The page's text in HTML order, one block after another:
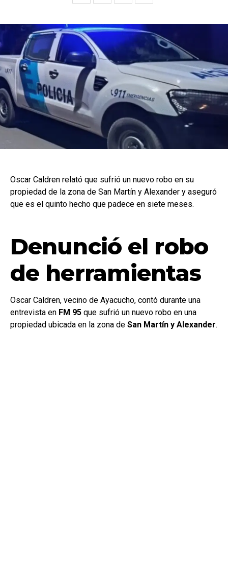
Oscar Caldren relató que sufrió un nuevo robo en su
propiedad de la zona de San Martín y Alexander y aseguró
que es el quinto hecho que padece en siete meses.
Denunció el robo
de herramientas
Oscar Caldren, vecino de Ayacucho, contó durante una
entrevista en FM 95 que sufrió un nuevo robo en una
propiedad ubicada en la zona de San Martín y Alexander.